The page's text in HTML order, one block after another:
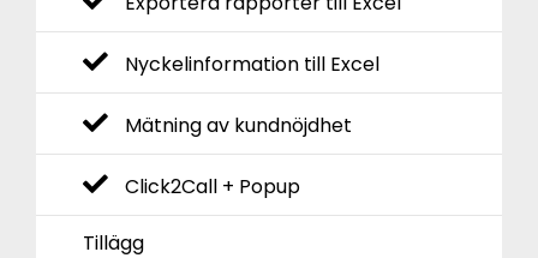
Nyckelinformation till Excel
Mätning av kundnöjdhet
Click2Call + Popup
Tillägg